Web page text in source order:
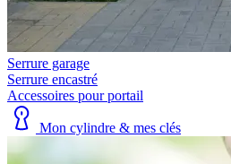
Serrure garage
Serrure encastré
Accessoires pour portail
Mon cylindre & mes clés